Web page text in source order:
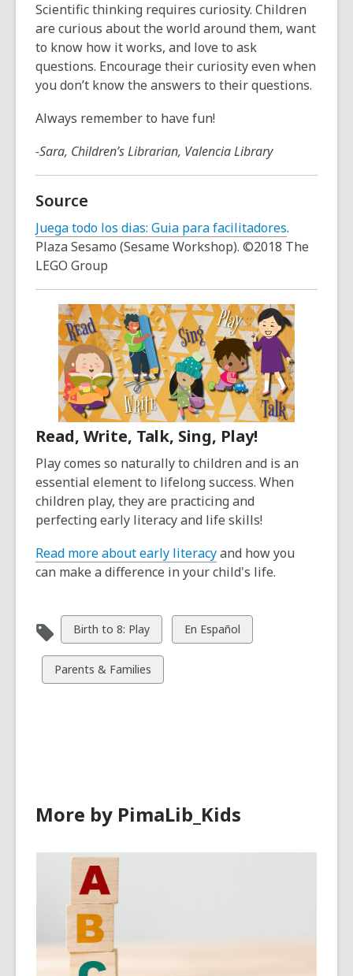
Scientific thinking requires curiosity. Children
are curious about the world around them, want
to know how it works, and love to ask
questions. Encourage their curiosity even when
you don’t know the answers to their questions.
Always remember to have fun!
-Sara, Children’s Librarian, Valencia Library
Source
Juega todo los dias: Guia para facilitadores.
Plaza Sesamo (Sesame Workshop). ©2018 The
LEGO Group
Read, Write, Talk, Sing, Play!
Play comes so naturally to children and is an
essential element to lifelong success. When
children play, they are practicing and
perfecting early literacy and life skills!
Read more about early literacyand how you
can make a difference in your child's life.
View
all
cards
in
Birth to 8: Play
View
all
En Español
View
all
Parents & Families
More by PimaLib_Kids